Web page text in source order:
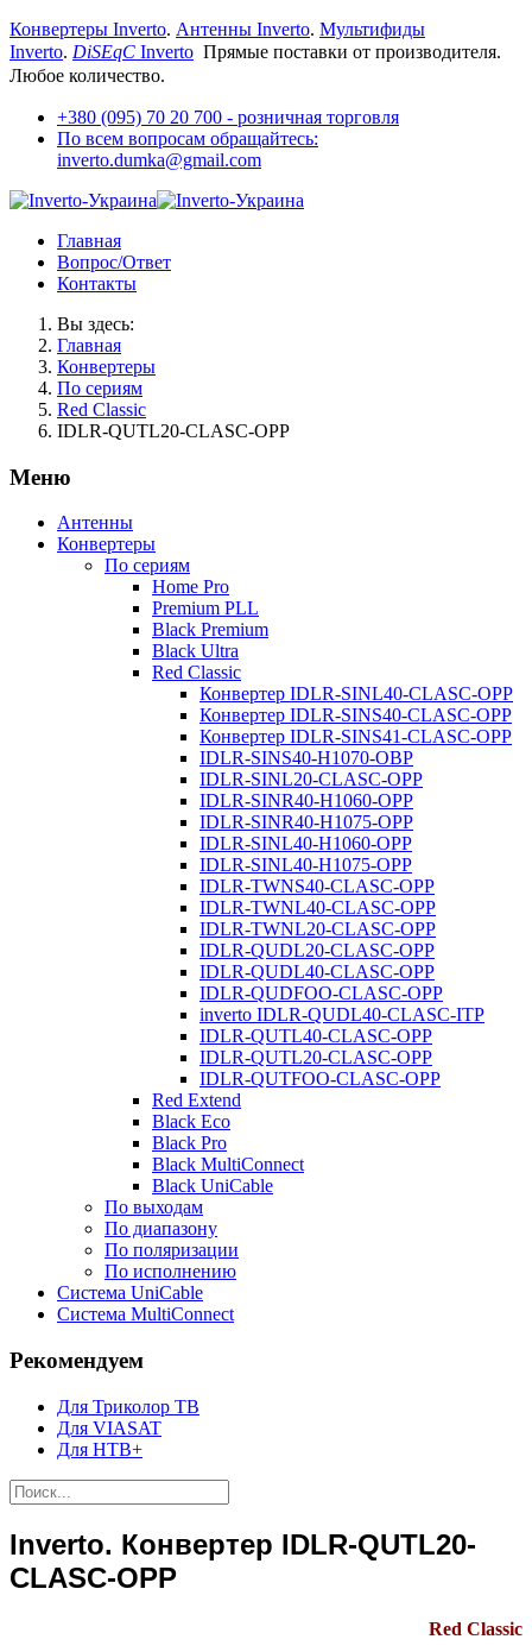
Конвертеры Inverto. Антенны Inverto. Мультифиды
Inverto. DiSEqC Inverto Прямые поставки от производителя.
Любое количество.
+380 (095) 70 20 700 - розничная торговля
По всем вопросам обращайтесь:
inverto.dumka@gmail.com
Главная
Вопрос/Ответ
Контакты
Вы здесь:
Главная
Конвертеры
По сериям
Red Classic
IDLR-QUTL20-CLASC-OPP
Меню
Антенны
Конвертеры
По сериям
Home Pro
Premium PLL
Black Premium
Black Ultra
Red Classic
Конвертер IDLR-SINL40-CLASC-OPP
Конвертер IDLR-SINS40-CLASC-OPP
Конвертер IDLR-SINS41-CLASC-OPP
IDLR-SINS40-H1070-OBP
IDLR-SINL20-CLASC-OPP
IDLR-SINR40-H1060-OPP
IDLR-SINR40-H1075-OPP
IDLR-SINL40-H1060-OPP
IDLR-SINL40-H1075-OPP
IDLR-TWNS40-CLASC-OPP
IDLR-TWNL40-CLASC-OPP
IDLR-TWNL20-CLASC-OPP
IDLR-QUDL20-CLASC-OPP
IDLR-QUDL40-CLASC-OPP
IDLR-QUDFOO-CLASC-OPP
inverto IDLR-QUDL40-CLASC-ITP
IDLR-QUTL40-CLASC-OPP
IDLR-QUTL20-CLASC-OPP
IDLR-QUTFOO-CLASC-OPP
Red Extend
Black Eco
Black Pro
Black MultiConnect
Black UniCable
По выходам
По диапазону
По поляризации
По исполнению
Система UniCable
Система MultiConnect
Рекомендуем
Для Триколор ТВ
Для VIASAT
Для НТВ+
Inverto. Конвертер IDLR-QUTL20-
CLASC-OPP
Red Classic